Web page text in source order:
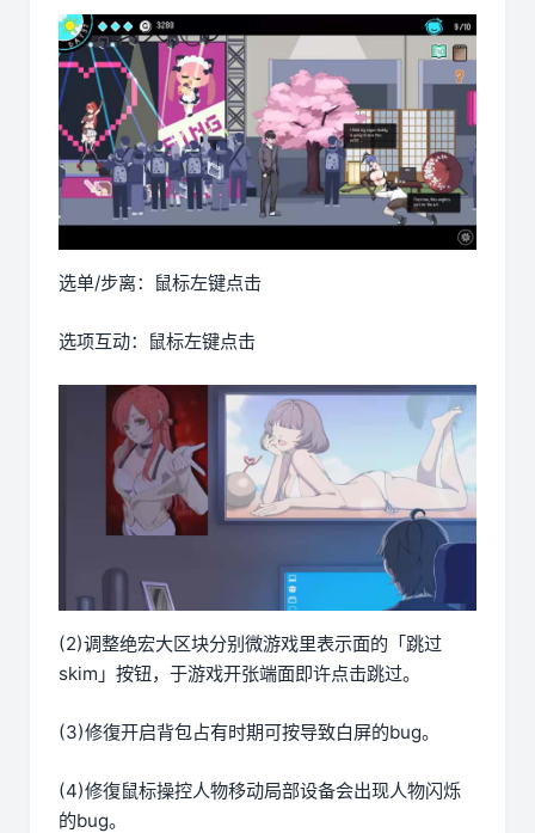
选单/步离：鼠标左键点击
选项互动：鼠标左键点击
(2)调整绝宏大区块分别微游戏里表示面的「跳过
skim」按钮，于游戏开张端面即许点击跳过。
(3)修復开启背包占有时期可按导致白屏的bug。
(4)修復鼠标操控人物移动局部设备会出现人物闪烁
的bug。